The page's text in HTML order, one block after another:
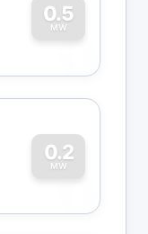
0.5
MW
0
0.2
MW
0